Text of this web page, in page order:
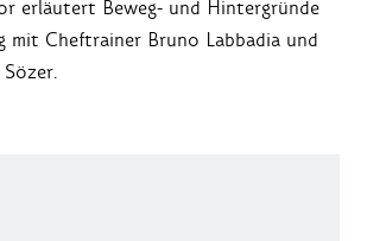
erläutert Beweg- und Hintergründe
mit Cheftrainer Bruno Labbadia und